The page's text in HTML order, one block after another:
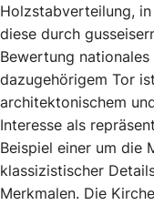
Holzstabverteilung,
diese durch
Bewertung
dazugehörigem Tor
architektonischem
Interesse als
Beispiel einer um die
klassizistischer
Merkmalen. Die